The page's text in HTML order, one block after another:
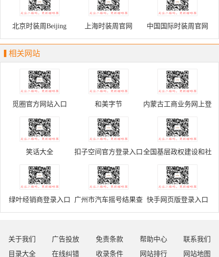
北京时装周Beijing
Fashion Week
上海时装周官网 中国国际时装周官网
相关网站
觅圈官方网站入口 和美字节 内蒙古工商业务网上登
记申请服务平台
笑话大全 扣子空间官方登录入口 全国基层政权建设和社
区治理信息系统
绿叶经销商登录入口 广州市汽车摇号结果查 快手网页版登录入口
关于我们 广告投放 免责条款 帮助中心
联系我们
目录大全
在线纠错 收录条件 网站排行 网站地图